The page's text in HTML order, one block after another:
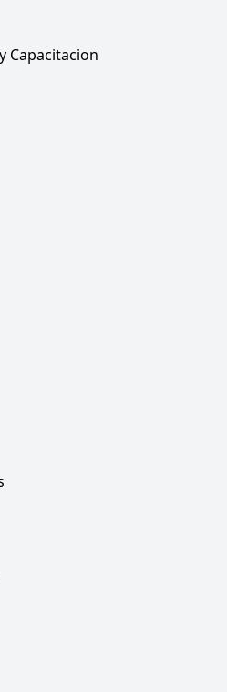
Capacitacion